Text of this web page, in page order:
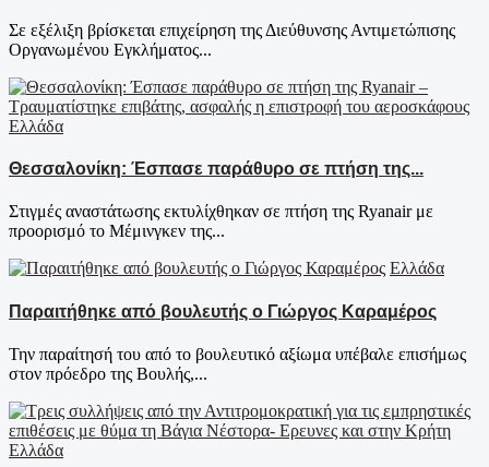
Σε εξέλιξη βρίσκεται επιχείρηση της Διεύθυνσης Αντιμετώπισης
Οργανωμένου Εγκλήματος...
Ελλάδα
Θεσσαλονίκη: Έσπασε παράθυρο σε πτήση της...
Στιγμές αναστάτωσης εκτυλίχθηκαν σε πτήση της Ryanair με
προορισμό το Μέμινγκεν της...
Ελλάδα
Παραιτήθηκε από βουλευτής ο Γιώργος Καραμέρος
Την παραίτησή του από το βουλευτικό αξίωμα υπέβαλε επισήμως
στον πρόεδρο της Βουλής,...
Ελλάδα